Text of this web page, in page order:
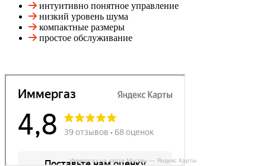
интуитивно понятное управление
низкий уровень шума
компактные размеры
простое обслуживание
Иммергаз на карте Москвы — Яндекс Карты